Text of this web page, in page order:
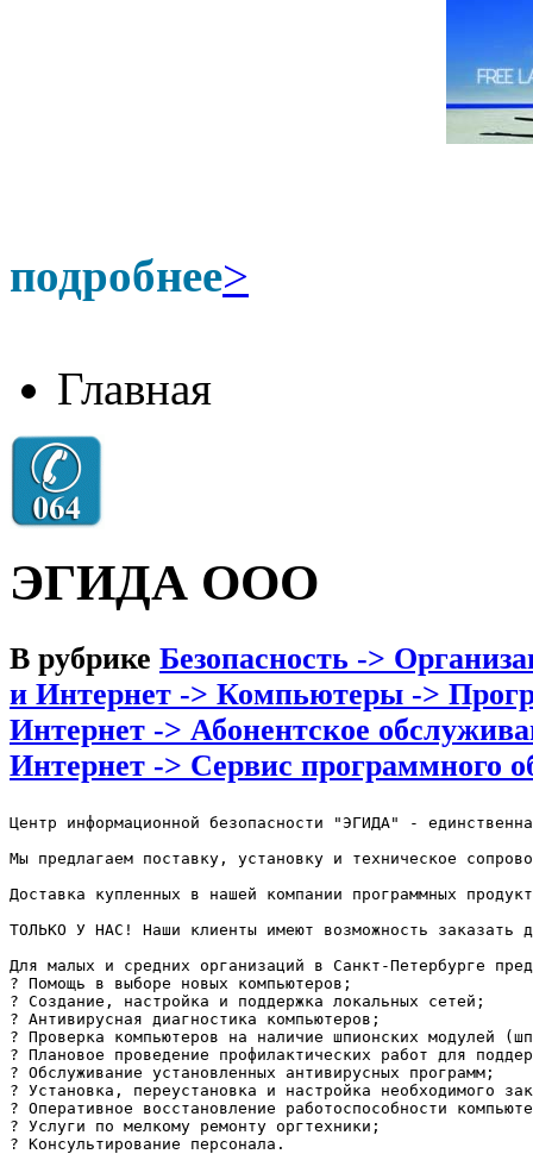
подробнее>
Главная
ЭГИДА ООО
В рубрике Безопасность ->
и Интернет -> Компьютеры ->
Интернет -> Абонентское
Интернет -> Сервис программного
Центр информационной безопасности "ЭГИДА" -
Мы предлагаем поставку, установку и техническое
Доставка купленных в нашей компании программных
ТОЛЬКО У НАС! Наши клиенты имеют возможность заказать
Для малых и средних организаций в Санкт-Петербурге
? Помощь в выборе новых компьютеров;
? Создание, настройка и поддержка локальных сетей;
? Антивирусная диагностика компьютеров;
? Проверка компьютеров на наличие шпионских модулей
? Плановое проведение профилактических работ для
? Обслуживание установленных антивирусных программ;
? Установка, переустановка и настройка необходимого
? Оперативное восстановление работоспособности
? Услуги по мелкому ремонту оргтехники;
? Консультирование персонала.